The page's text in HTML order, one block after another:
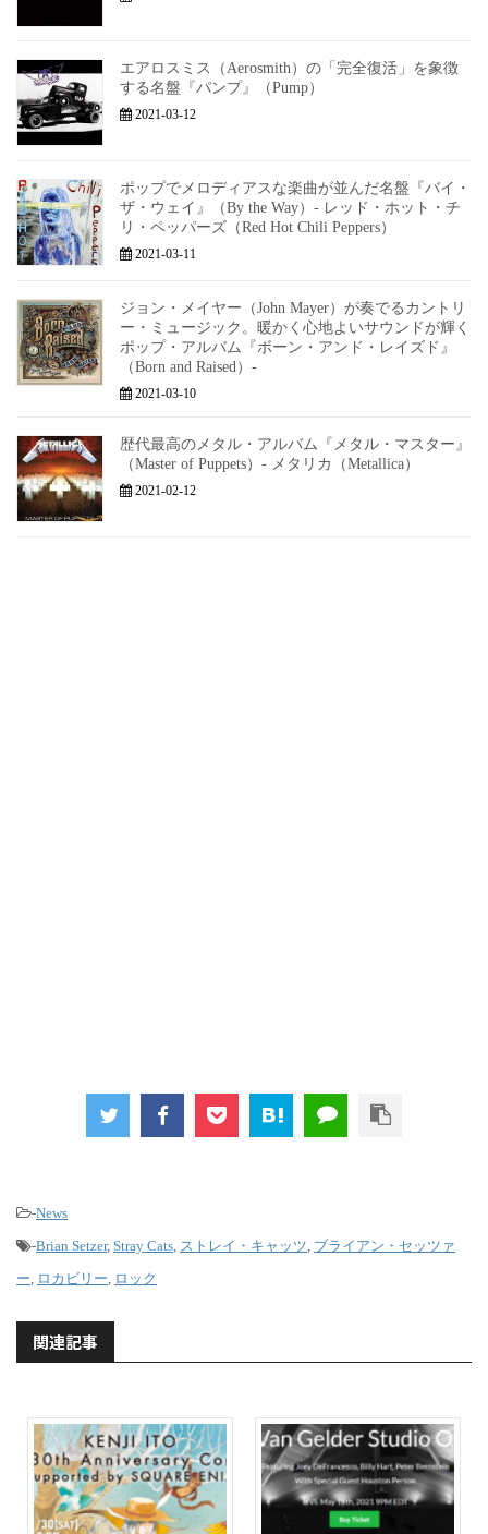
エアロスミス（Aerosmith）の「完全復活」を象徴
する名盤『パンプ』（Pump）
2021-03-12
ポップでメロディアスな楽曲が並んだ名盤『バイ・
ザ・ウェイ』（By the Way）- レッド・ホット・チ
リ・ペッパーズ（Red Hot Chili Peppers）
2021-03-11
ジョン・メイヤー（John Mayer）が奏でるカントリ
ー・ミュージック。暖かく心地よいサウンドが輝く
ポップ・アルバム『ボーン・アンド・レイズド』
（Born and Raised）-
2021-03-10
歴代最高のメタル・アルバム『メタル・マスター』
（Master of Puppets）- メタリカ（Metallica）
2021-02-12
-News
-Brian Setzer, Stray Cats ストレイ・キャッツ ブライアン・セッツァ
ー ロカビリー ロック
関連記事